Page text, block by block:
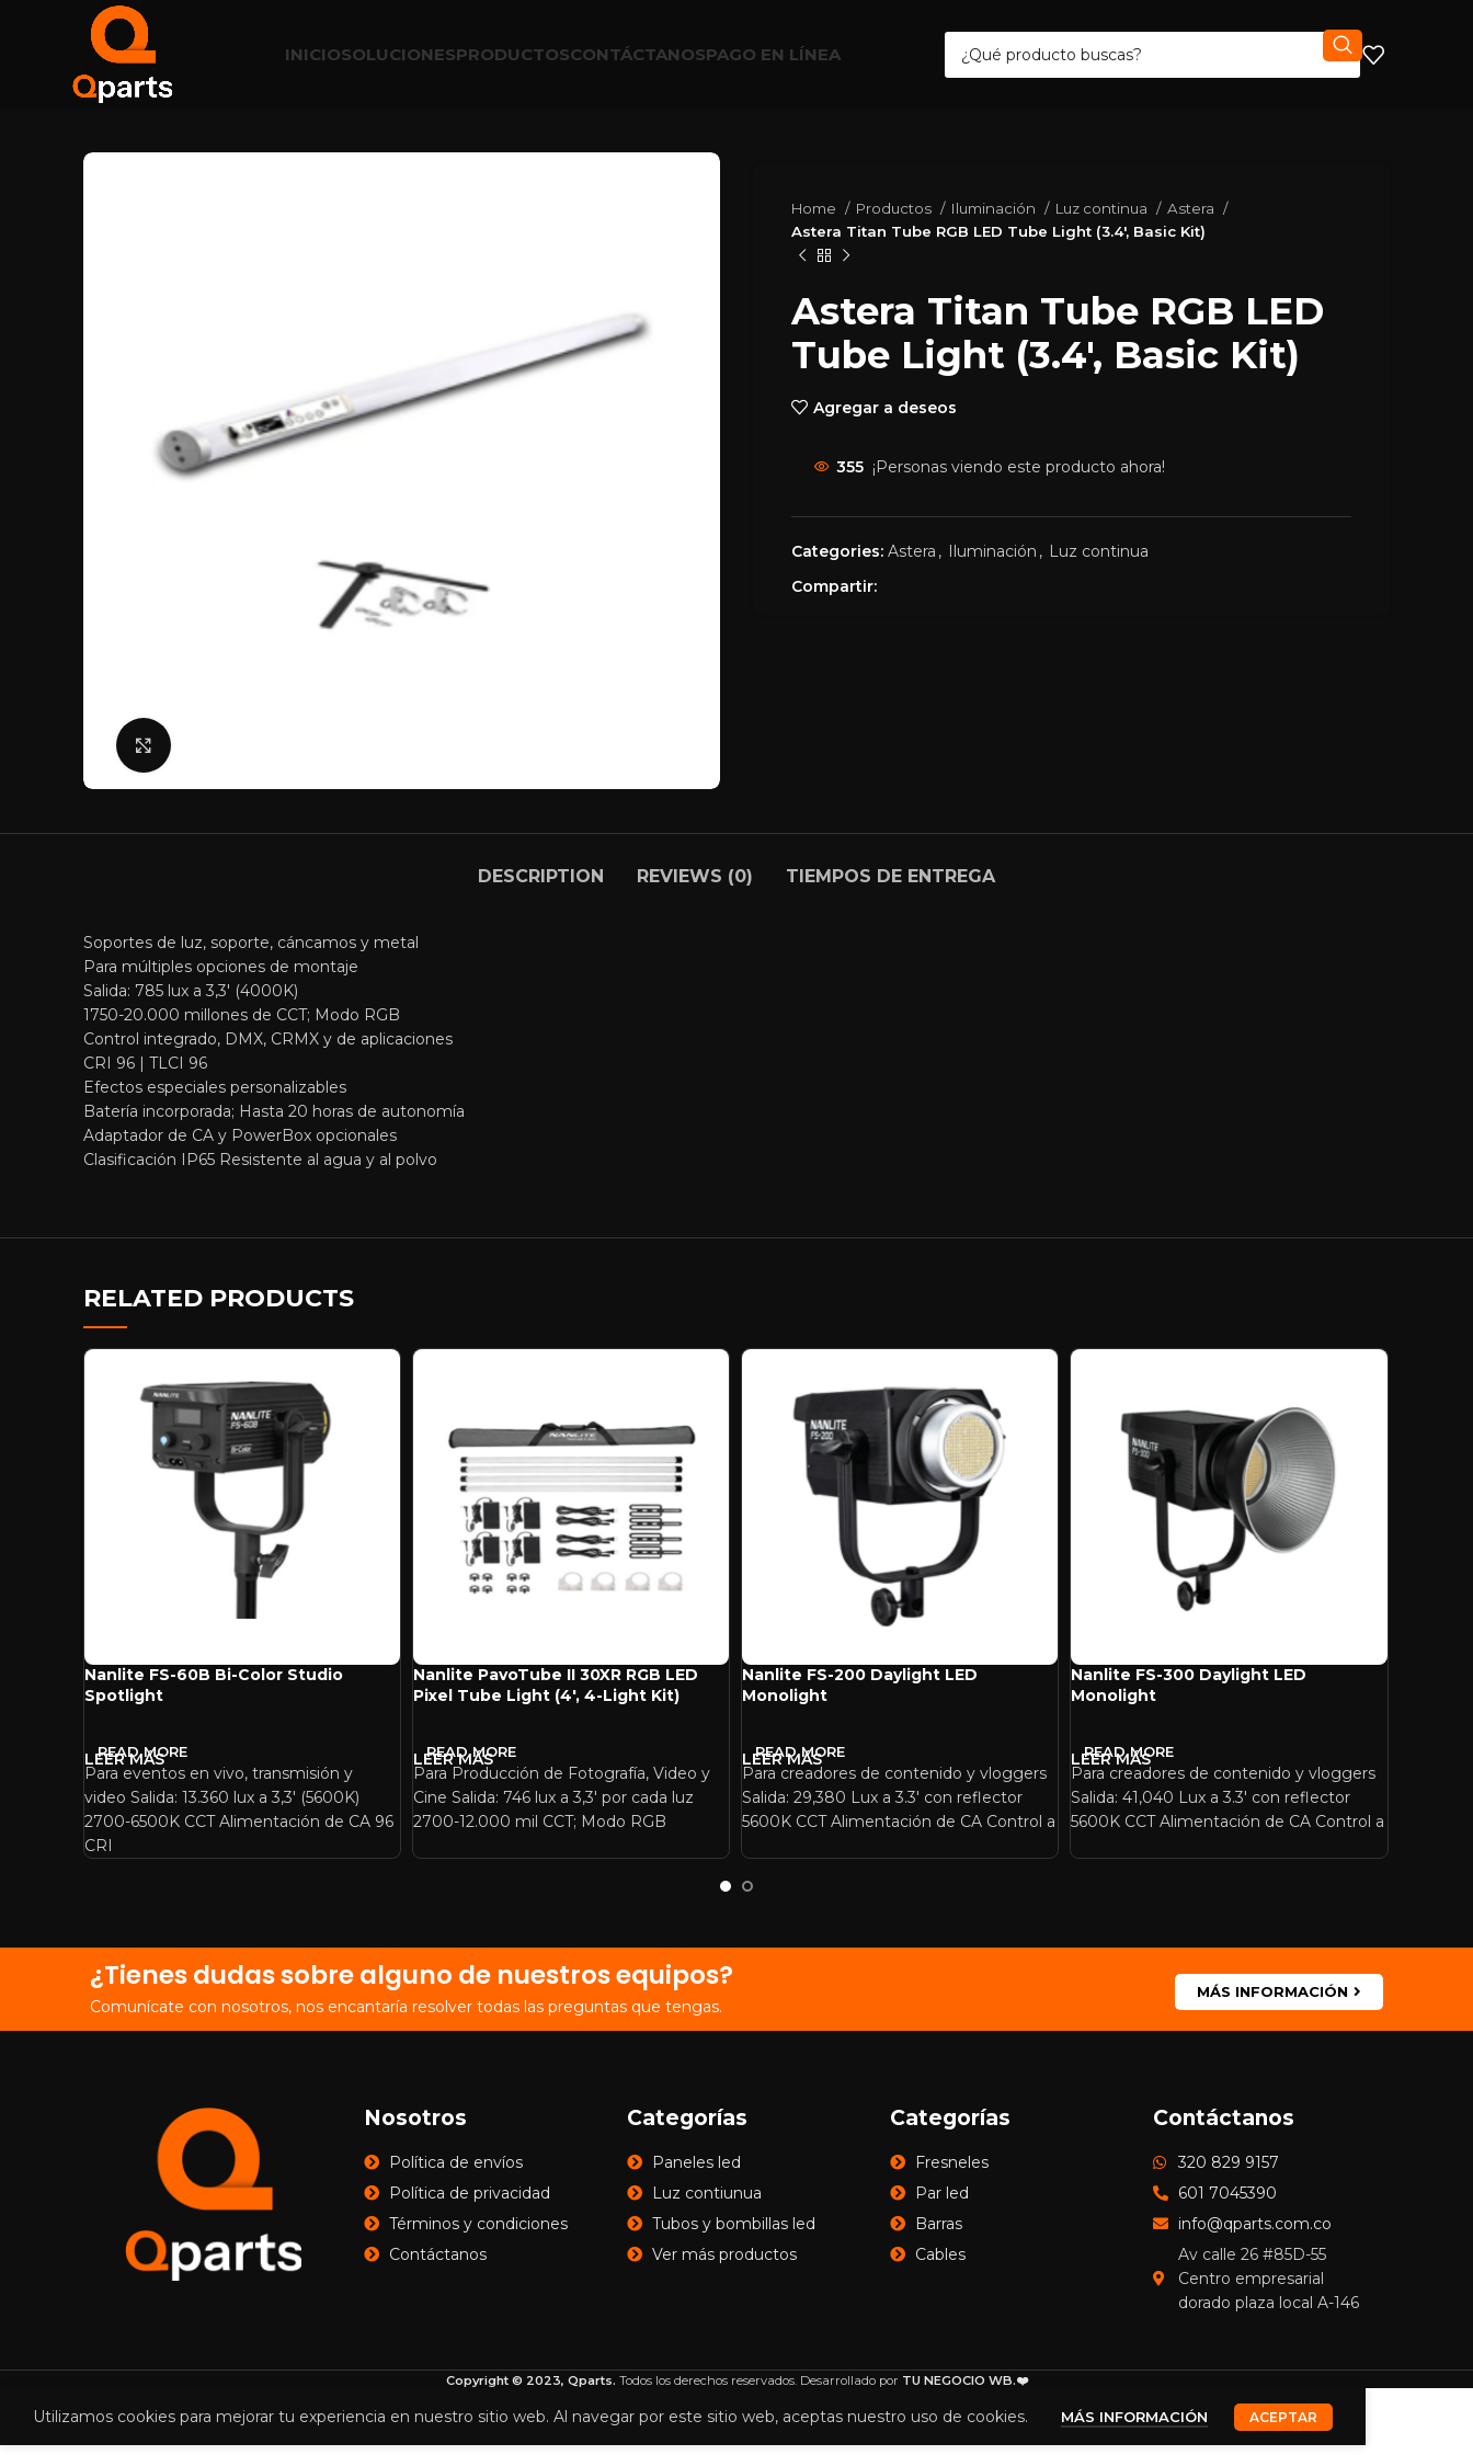
INICIOSOLUCIONESPRODUCTOSCONTÁCTANOSPAGO EN LÍNEA
Home Productos Iluminación Luz continua
Astera
Astera Titan Tube RGB LED Tube Light (3.4′, Basic Kit)
Astera Titan Tube RGB LED
Tube Light (3.4′, Basic Kit)
Agregar a deseos
355 ¡Personas viendo este producto ahora!
Categories: Astera , Iluminación , Luz continua
Compartir:
DESCRIPTION REVIEWS (0) TIEMPOS DE ENTREGA
Soportes de luz, soporte, cáncamos y metal
Para múltiples opciones de montaje
Salida: 785 lux a 3,3′ (4000K)
1750-20.000 millones de CCT; Modo RGB
Control integrado, DMX, CRMX y de aplicaciones
CRI 96 | TLCI 96
Efectos especiales personalizables
Batería incorporada; Hasta 20 horas de autonomía
Adaptador de CA y PowerBox opcionales
Clasificación IP65 Resistente al agua y al polvo
RELATED PRODUCTS
Nanlite FS-60B Bi-Color Studio
Spotlight
READ MORE
Para eventos en vivo, transmisión y
video Salida: 13.360 lux a 3,3′ (5600K)
2700-6500K CCT Alimentación de CA 96
CRI
Nanlite PavoTube II 30XR RGB LED
Pixel Tube Light (4′, 4-Light Kit)
READ MORE
Para Producción de Fotografía, Video y
Cine Salida: 746 lux a 3,3′ por cada luz
2700-12.000 mil CCT; Modo RGB
Nanlite FS-200 Daylight LED
Monolight
READ MORE
Para creadores de contenido y vloggers
Salida: 29,380 Lux a 3.3′ con reflector
5600K CCT Alimentación de CA Control a
Nanlite FS-300 Daylight LED
Monolight
READ MORE
Para creadores de contenido y vloggers
Salida: 41,040 Lux a 3.3′ con reflector
5600K CCT Alimentación de CA Control a
¿Tienes dudas sobre alguno de nuestros equipos?
Comunícate con nosotros, nos encantaría resolver todas las preguntas que tengas.
MÁS INFORMACIÓN
Nosotros
Política de envíos
Política de privacidad
Términos y condiciones
Contáctanos
Categorías
Paneles led
Luz contiunua
Tubos y bombillas led
Ver más productos
Categorías
Fresneles
Par led
Barras
Cables
Contáctanos
320 829 9157
601 7045390
info@qparts.com.co
Av calle 26 #85D-55
Centro empresarial
dorado plaza local A-146
Copyright © 2023, Qparts. Todos los derechos reservados. Desarrollado por TU NEGOCIO WB.❤️
Utilizamos cookies para mejorar tu experiencia en nuestro sitio web. Al navegar por este sitio web, aceptas nuestro uso de cookies. MÁS INFORMACIÓN ACEPTAR